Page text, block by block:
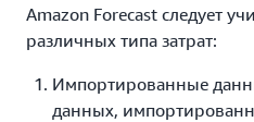
Amazon Forecast следует
различных типа затрат:
Импортированные
данных,